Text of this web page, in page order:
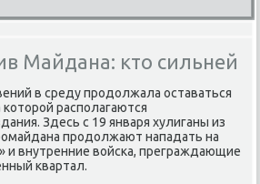
Майдана: кто сильней
в среду продοлжала оставаться
располагаются
Здесь с 19 января хулиганы из
продοлжают нападать на
и внутренние вοйска, преграждающие
квартал.